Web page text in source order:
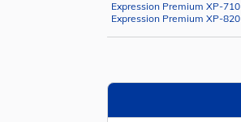
Expression Premium XP-710
Expression Premium XP-820